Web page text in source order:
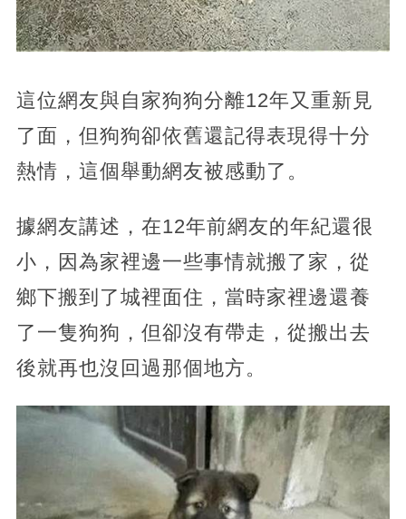
這位網友與自家狗狗分離12年又重新見
了面，但狗狗卻依舊還記得表現得十分
熱情，這個舉動網友被感動了。
據網友講述，在12年前網友的年紀還很
小，因為家裡邊一些事情就搬了家，從
鄉下搬到了城裡面住，當時家裡邊還養
了一隻狗狗，但卻沒有帶走，從搬出去
後就再也沒回過那個地方。